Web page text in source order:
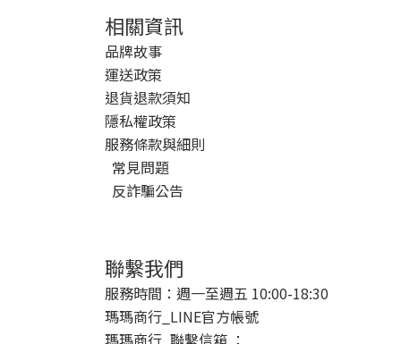
相關資訊
品牌故事
運送政策
退貨退款須知
隱私權政策
服務條款與細則
常見問題
反詐騙公告
聯繫我們
服務時間：週一至週五 10:00-18:30
瑪瑪商行_LINE官方帳號
瑪瑪商行_聯繫信箱 ：